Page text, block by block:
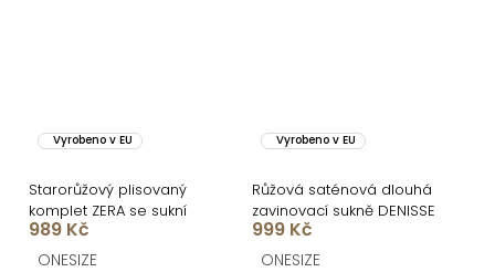
Vyrobeno v EU
Starorůžový plisovaný
komplet ZERA se sukní
989 Kč
ONESIZE
Vyrobeno v EU
Růžová saténová dlouhá
zavinovací sukně DENISSE
999 Kč
ONESIZE